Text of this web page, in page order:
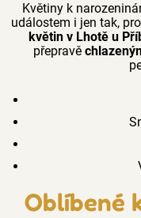
Květiny k
událostem i jen tak,
květin v Lhotě u
přepravě
Oblíbené